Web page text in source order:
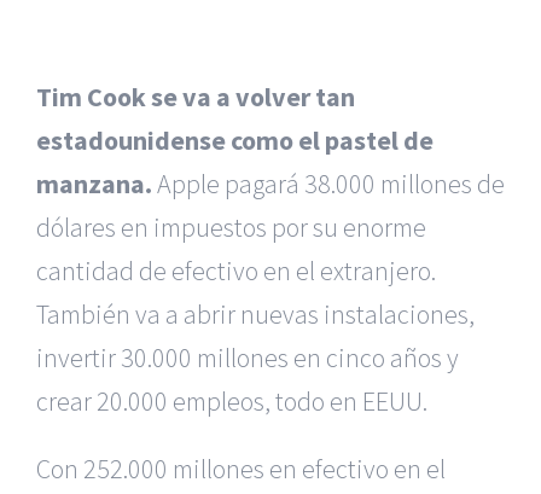
Tim Cook se va a volver tan
estadounidense como el pastel de
manzana.Apple pagará 38.000 millones de
dólares en impuestos por su enorme
cantidad de efectivo en el extranjero.
También va a abrir nuevas instalaciones,
invertir 30.000 millones en cinco años y
crear 20.000 empleos, todo en EEUU.
Con 252.000 millones en efectivo en el